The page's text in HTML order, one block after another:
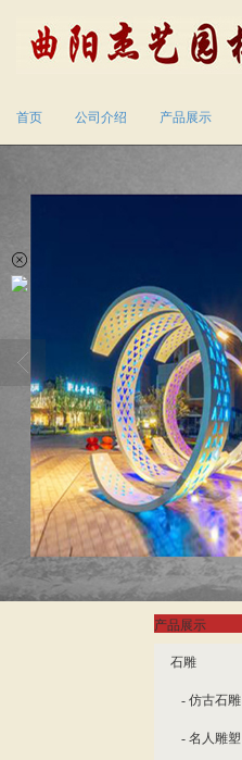
首页 公司介绍 产品展示
产品展示
石雕
- 仿古石雕
- 名人雕塑